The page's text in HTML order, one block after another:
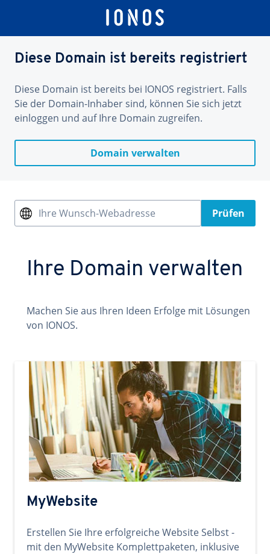
Diese Domain ist bereits registriert
Diese Domain ist bereits bei IONOS registriert. Falls
Sie der Domain-Inhaber sind, können Sie sich jetzt
einloggen und auf Ihre Domain zugreifen.
Domain verwalten
Ihre Wunsch-Webadresse Prüfen
Ihre Domain verwalten
Machen Sie aus Ihren Ideen Erfolge mit Lösungen
von IONOS.
MyWebsite
Erstellen Sie Ihre erfolgreiche Website Selbst -
mit den MyWebsite Komplettpaketen, inklusive